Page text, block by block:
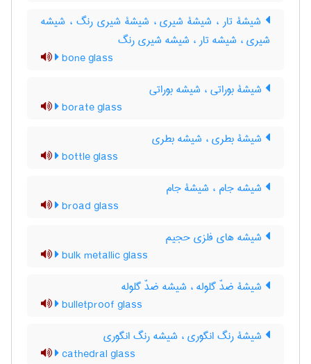
شیشۀ تار ، شیشۀ شیری ، شیشۀ شیری رنگ ، شیشه
شیری ، شیشه تار ، شیشه شیری رنگ
bone glass
شیشۀ بوراتی ، شیشه بوراتی
borate glass
شیشۀ بطری ، شیشه بطری
bottle glass
شیشه جام ، شیشۀ جام
broad glass
شیشه های فلزی حجیم
bulk metallic glass
شیشۀ ضدّ گلوله ، شیشه ضدّ گلوله
bulletproof glass
شیشۀ رنگ انگوری ، شیشه رنگ انگوری
cathedral glass